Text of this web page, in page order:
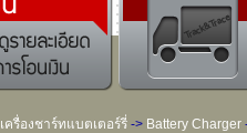
เครื่องชาร์ทแบตเตอร์รี่ -> Battery Charger